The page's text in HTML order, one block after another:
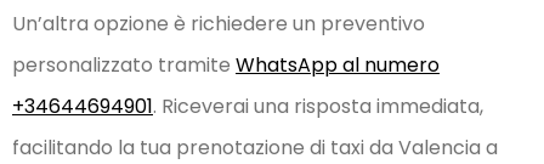
Un’altra opzione è richiedere un preventivo
personalizzato tramite WhatsApp al numero
+34644694901. Riceverai una risposta immediata,
facilitando la tua prenotazione di taxi da Valencia a